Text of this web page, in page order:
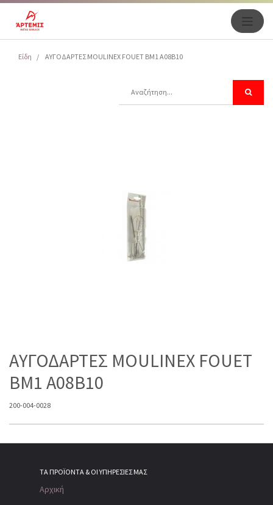
Είδη ΑΥΓΟΔΑΡΤΕΣ MOULINEX FOUET BM1 A08B10
ΑΥΓΟΔΑΡΤΕΣ MOULINEX FOUET
BM1 A08B10
200-004-0028
ΤΑ ΠΡΟΪΌΝΤΑ & ΟΙ ΥΠΗΡΕΣΊΕΣ ΜΑΣ
Αρχική